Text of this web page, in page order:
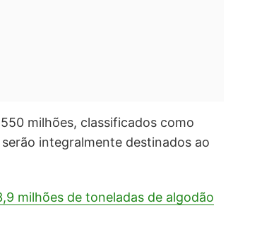
milhões, classificados como
integralmente destinados ao
milhões de toneladas de algodão